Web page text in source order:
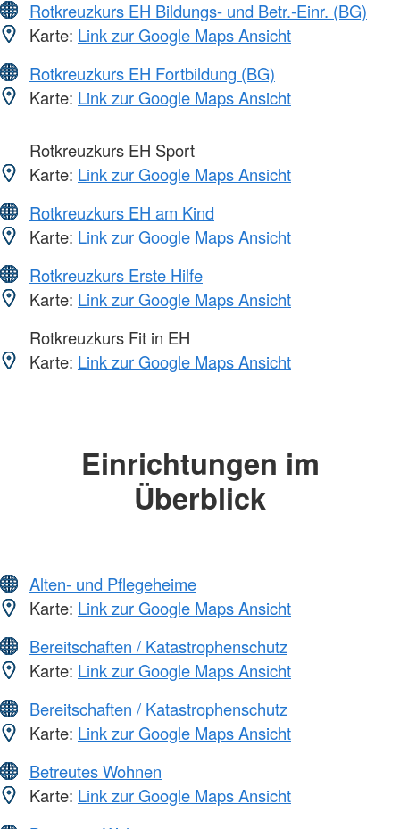
Rotkreuzkurs EH Bildungs- und Betr.-Einr. (BG)
Karte: Link zur Google Maps Ansicht
Rotkreuzkurs EH Fortbildung (BG)
Karte: Link zur Google Maps Ansicht
Rotkreuzkurs EH Sport
Karte: Link zur Google Maps Ansicht
Rotkreuzkurs EH am Kind
Karte: Link zur Google Maps Ansicht
Rotkreuzkurs Erste Hilfe
Karte: Link zur Google Maps Ansicht
Rotkreuzkurs Fit in EH
Karte: Link zur Google Maps Ansicht
Einrichtungen im
Überblick
Alten- und Pflegeheime
Karte: Link zur Google Maps Ansicht
Bereitschaften / Katastrophenschutz
Karte: Link zur Google Maps Ansicht
Bereitschaften / Katastrophenschutz
Karte: Link zur Google Maps Ansicht
Betreutes Wohnen
Karte: Link zur Google Maps Ansicht